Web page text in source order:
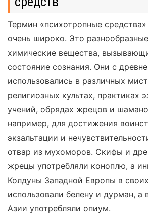
Термин «психотропные
очень широко. Это
химические вещества,
состояние сознания. Они с
использовались в различных
религиозных культах, практиках
учений, обрядах жрецов и
например, для достижения
экзальтации и
отвар из мухоморов. Скифы и
жрецы употребляли коноплю, а
Колдуны Западной Европы в
использовали белену и дурман,
Азии употребляли опиум.